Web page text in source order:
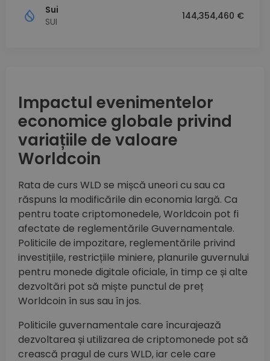
Sui
SUI
144,354,460 €
Impactul evenimentelor
economice globale privind
variațiile de valoare
Worldcoin
Rata de curs WLD se mișcă uneori cu sau ca
răspuns la modificările din economia largă. Ca
pentru toate criptomonedele, Worldcoin pot fi
afectate de reglementările Guvernamentale.
Politicile de impozitare, reglementările privind
investițiile, restricțiile miniere, planurile guvernului
pentru monede digitale oficiale, în timp ce și alte
dezvoltări pot să miște punctul de preț
Worldcoin în sus sau în jos.
Politicile guvernamentale care încurajează
dezvoltarea și utilizarea de criptomonede pot să
crească pragul de curs WLD, iar cele care